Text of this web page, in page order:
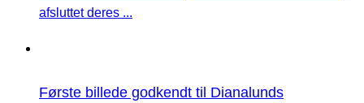
afsluttet deres ...
Første billede godkendt til Dianalunds